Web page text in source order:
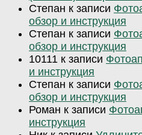
Степан к записи
обзор и инструкция
Степан к записи
обзор и инструкция
10111 к записи
и инструкция
Степан к записи
обзор и инструкция
Роман к записи
инструкция